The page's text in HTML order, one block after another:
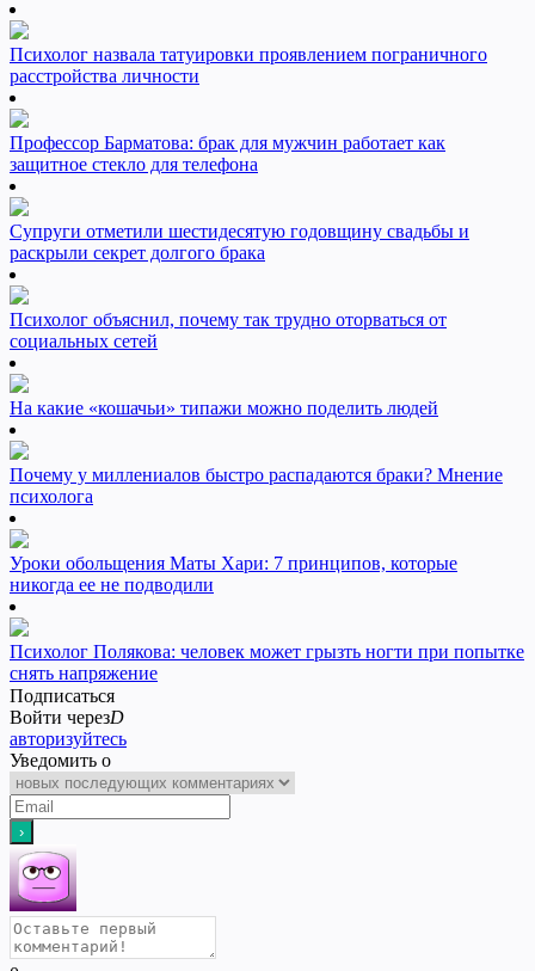
Психолог назвала татуировки проявлением пограничного
расстройства личности
Профессор Барматова: брак для мужчин работает как
защитное стекло для телефона
Супруги отметили шестидесятую годовщину свадьбы и
раскрыли секрет долгого брака
Психолог объяснил, почему так трудно оторваться от
социальных сетей
На какие «кошачьи» типажи можно поделить людей
Почему у миллениалов быстро распадаются браки? Мнение
психолога
Уроки обольщения Маты Хари: 7 принципов, которые
никогда ее не подводили
Психолог Полякова: человек может грызть ногти при попытке
снять напряжение
Подписаться
Войти черезD
авторизуйтесь
Уведомить о